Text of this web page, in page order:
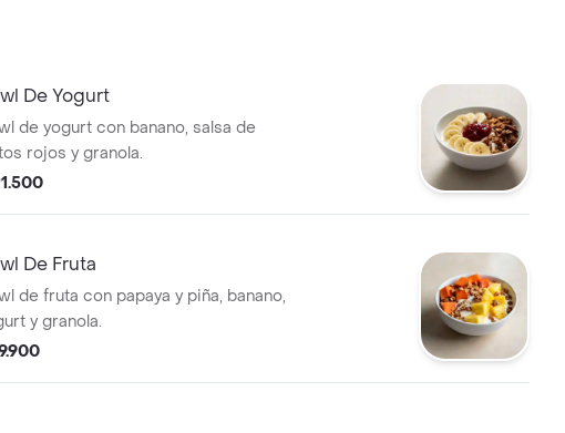
De Yogurt
de yogurt con banano, salsa de
rojos y granola.
De Fruta
de fruta con papaya y piña, banano,
y granola.